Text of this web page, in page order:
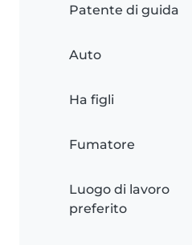
Patente di guida
Auto
Ha figli
Fumatore
Luogo di lavoro
preferito